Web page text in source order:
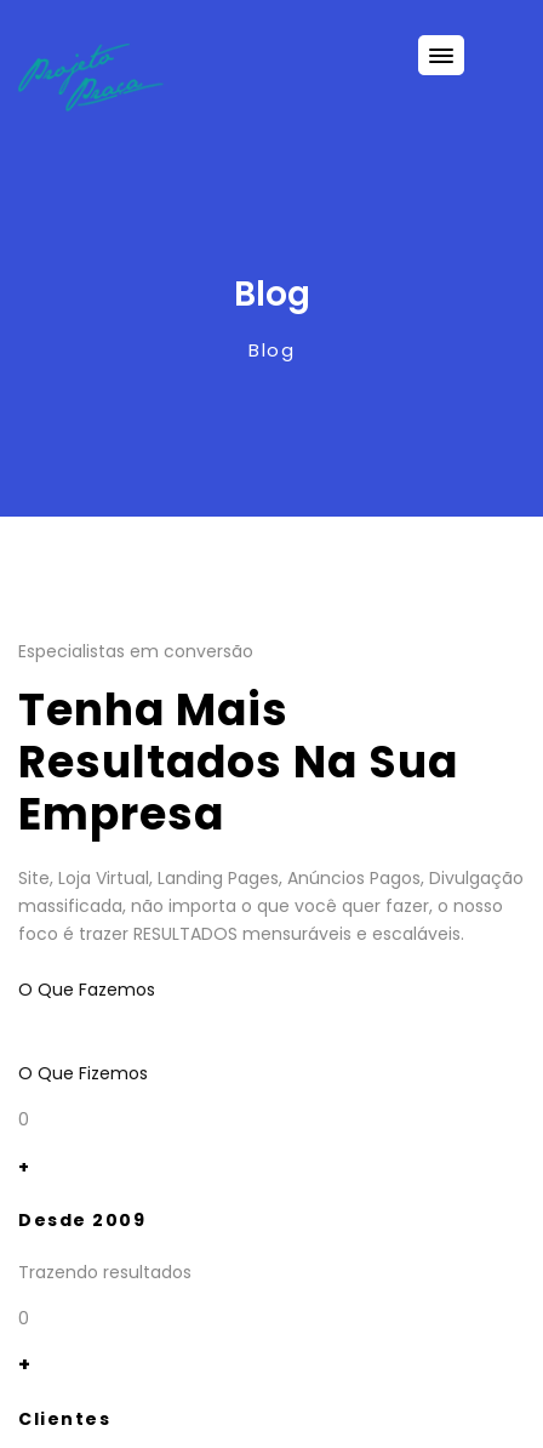
Blog
Blog
Especialistas em conversão
Tenha Mais
Resultados Na Sua
Empresa
Site, Loja Virtual, Landing Pages, Anúncios Pagos, Divulgação
massificada, não importa o que você quer fazer, o nosso
foco é trazer RESULTADOS mensuráveis e escaláveis.
O Que Fazemos
O Que Fizemos
0
+
Desde 2009
Trazendo resultados
0
+
Clientes